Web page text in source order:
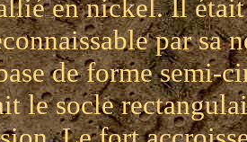
en nickel. Il était
par sa
de forme semi-
le socle